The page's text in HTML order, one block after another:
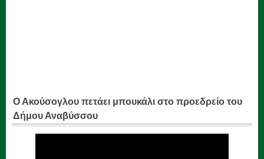
Ο Ακούσογλου πετάει μπουκάλι στο προεδρείο του
Δήμου Αναβύσσου